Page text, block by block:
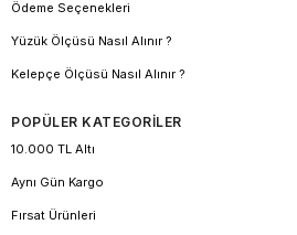
Ödeme Seçenekleri
Yüzük Ölçüsü Nasıl Alınır ?
Kelepçe Ölçüsü Nasıl Alınır ?
POPÜLER KATEGORİLER
10.000 TL Altı
Aynı Gün Kargo
Fırsat Ürünleri